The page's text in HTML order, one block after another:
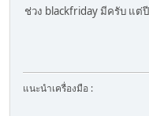
ช่วง blackfriday มีครับ แต่
แนะนำเครื่องมือ :